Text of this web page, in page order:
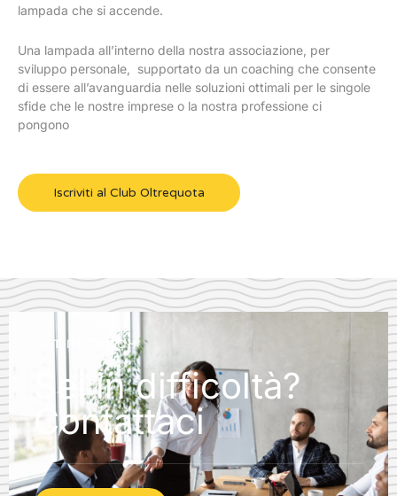
lampada che si accende.
Una lampada all’interno della nostra associazione, per
sviluppo personale, supportato da un coaching che consente
di essere all’avanguardia nelle soluzioni ottimali per le singole
sfide che le nostre imprese o la nostra professione ci
pongono
Iscriviti al Club Oltrequota
GET IN TOUCH
Sei in difficoltà?
Contattaci